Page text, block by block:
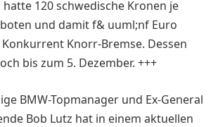
120 schwedische Kronen je
und damit f& uuml;nf Euro
Knorr-Bremse. Dessen
bis zum 5. Dezember. +++
BMW-Topmanager und Ex-General
Bob Lutz hat in einem aktuellen